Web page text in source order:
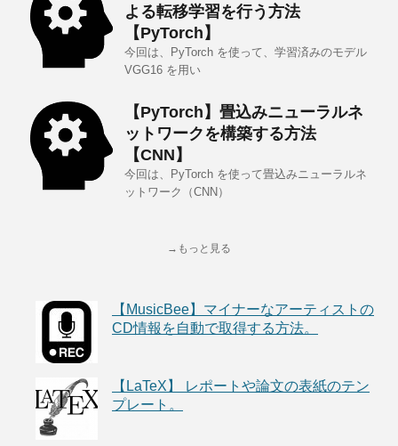
よる転移学習を行う方法
【PyTorch】
今回は、PyTorch を使って、学習済みのモデル
VGG16 を用い
【PyTorch】畳込みニューラルネ
ットワークを構築する方法
【CNN】
今回は、PyTorch を使って畳込みニューラルネ
ットワーク（CNN）
→もっと見る
【MusicBee】マイナーなアーティストの
CD情報を自動で取得する方法。
【LaTeX】 レポートや論文の表紙のテン
プレート。